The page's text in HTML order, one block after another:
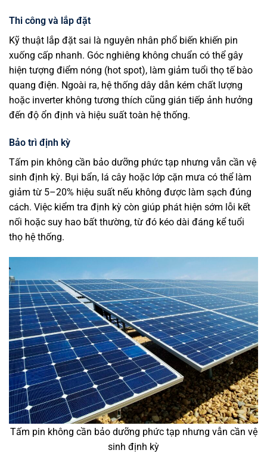
Thi công và lắp đặt
Kỹ thuật lắp đặt sai là nguyên nhân phổ biến khiến pin
xuống cấp nhanh. Góc nghiêng không chuẩn có thể gây
hiện tượng điểm nóng (hot spot), làm giảm tuổi thọ tế bào
quang điện. Ngoài ra, hệ thống dây dẫn kém chất lượng
hoặc inverter không tương thích cũng gián tiếp ảnh hưởng
đến độ ổn định và hiệu suất toàn hệ thống.
Bảo trì định kỳ
Tấm pin không cần bảo dưỡng phức tạp nhưng vẫn cần vệ
sinh định kỳ. Bụi bẩn, lá cây hoặc lớp cặn mưa có thể làm
giảm từ 5–20% hiệu suất nếu không được làm sạch đúng
cách. Việc kiểm tra định kỳ còn giúp phát hiện sớm lỗi kết
nối hoặc suy hao bất thường, từ đó kéo dài đáng kể tuổi
thọ hệ thống.
Tấm pin không cần bảo dưỡng phức tạp nhưng vẫn cần vệ
sinh định kỳ